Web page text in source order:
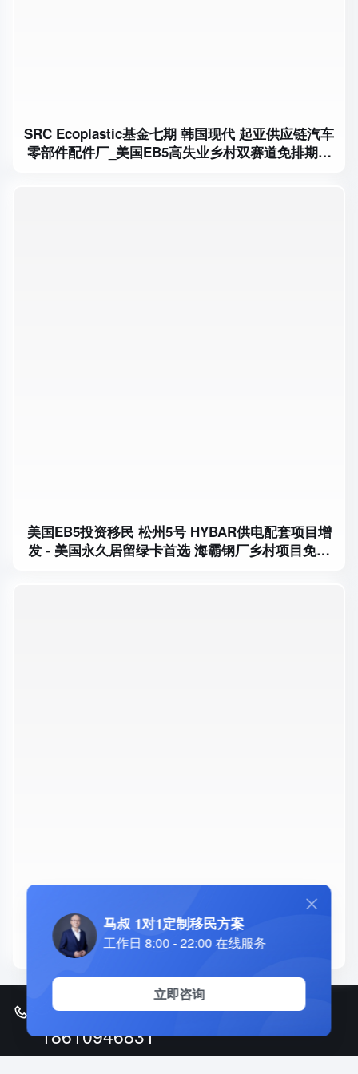
SRC Ecoplastic基金七期 韩国现代 起亚供应链汽车
零部件配件厂_美国EB5高失业乡村双赛道免排期项
美国EB5投资移民 松州5号 HYBAR供电配套项目增
发 - 美国永久居留绿卡首选 海霸钢厂乡村项目免排
美国EB5 - JWP U.S. FUND 美国基金-美国EB-5投
资移民新政最佳选择-80万美元分散基金模式，2年
全国客户服务热线 7*24小时
18610946831
马叔 1对1定制移民方案
工作日 8:00 - 22:00 在线服务
立即咨询